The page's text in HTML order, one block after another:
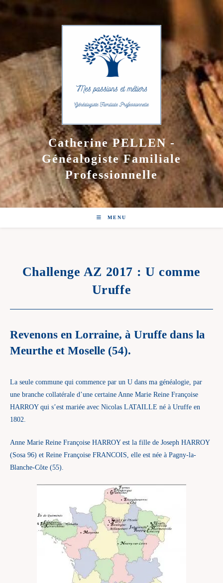
Catherine PELLEN -
Généalogiste Familiale
Professionnelle
MENU
Challenge AZ 2017 : U comme
Uruffe
Revenons en Lorraine, à Uruffe dans la
Meurthe et Moselle (54).
La seule commune qui commence par un U dans ma généalogie, par
une branche collatérale d’une certaine Anne Marie Reine Françoise
HARROY qui s’est mariée avec Nicolas LATAILLE né à Uruffe en
1802.
Anne Marie Reine Françoise HARROY est la fille de Joseph HARROY
(Sosa 96) et Reine Françoise FRANCOIS, elle est née à Pagny-la-
Blanche-Côte (55).